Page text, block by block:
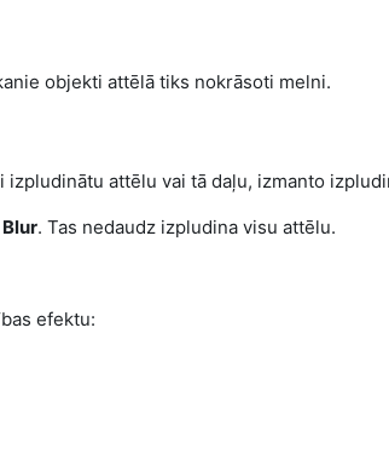
objekti attēlā tiks nokrāsoti melni.
izpludinātu attēlu vai tā daļu, izmanto
Blur. Tas nedaudz izpludina visu attēlu.
efektu: